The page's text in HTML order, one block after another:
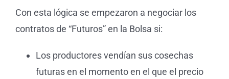
Con esta lógica se empezaron a negociar los
contratos de “Futuros” en la Bolsa si:
Los productores vendían sus cosechas
futuras en el momento en el que el precio